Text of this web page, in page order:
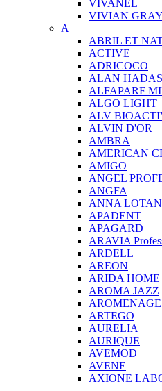
VIVANEL
VIVIAN GRAY
A
ABRIL ET
ACTIVE
ADRICOCO
ALAN
ALFAPARF
ALGO LIGHT
ALV
ALVIN D'OR
AMBRA
AMERICAN
AMIGO
ANGEL
ANGFA
ANNA LOTAN
APADENT
APAGARD
ARAVIA
ARDELL
AREON
ARIDA HOME
AROMA JAZZ
AROMENAGE
ARTEGO
AURELIA
AURIQUE
AVEMOD
AVENE
AXIONE